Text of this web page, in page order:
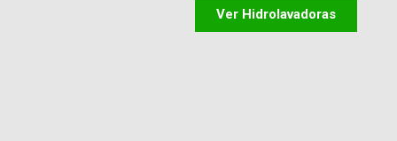
Ver Hidrolavadoras